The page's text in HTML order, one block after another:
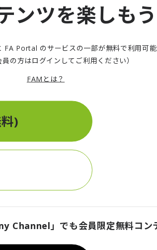
：伝統技法で自分らしさを
み、裂き織り、こぎん刺しなど日本の伝
セプトは、現代社会で活躍する女性に
。このような過程は「この地方にこん
ど地域文化に対する好奇心へと繋げ、
ンツを楽しもう
Portal のサービスの一部が無料で利用可能
員の方はログインしてご利用ください）
FAMとは？
)
Channel」でも会員限定無料コン